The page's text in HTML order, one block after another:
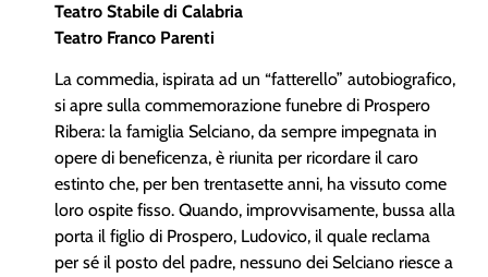
Teatro Stabile di Calabria
Teatro Franco Parenti
La commedia, ispirata ad un “fatterello” autobiografico,
si apre sulla commemorazione funebre di Prospero
Ribera: la famiglia Selciano, da sempre impegnata in
opere di beneficenza, è riunita per ricordare il caro
estinto che, per ben trentasette anni, ha vissuto come
loro ospite fisso. Quando, improvvisamente, bussa alla
porta il figlio di Prospero, Ludovico, il quale reclama
per sé il posto del padre, nessuno dei Selciano riesce a